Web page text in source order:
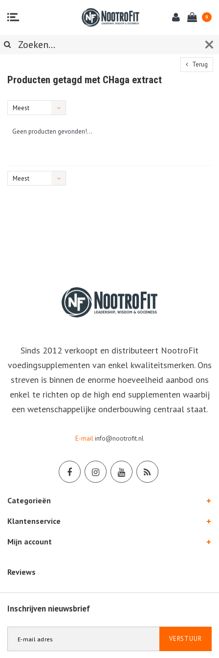
0
Terug
Producten getagd met CHaga extract
Meest
Geen producten gevonden!...
Meest
Sinds 2012 verkoopt en distributeert NootroFit
voedingsupplementen van enkel kwaliteitsmerken. Ons
streven is binnen de enorme hoeveelheid aanbod ons
enkel te richten op de high end supplementen waarbij
een wetenschappelijke onderbouwing centraal staat.
E-mailinfo@nootrofit.nl
Categorieën
Klantenservice
Mijn account
Reviews
Inschrijven nieuwsbrief
VERSTUUR